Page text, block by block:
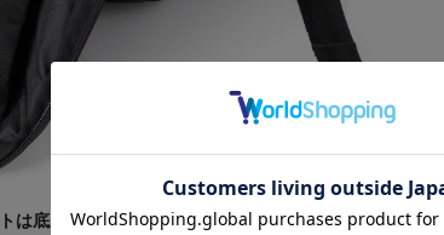
は底上げを図ることで、PCやタブレットが床にあたりに